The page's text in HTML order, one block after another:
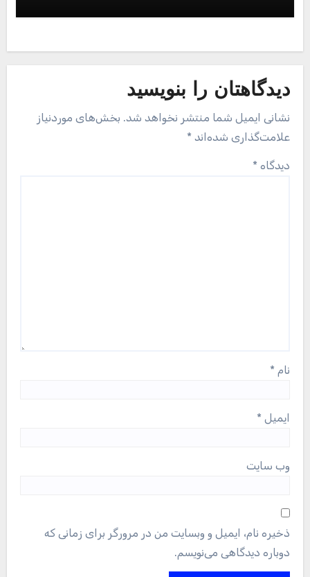
دیدگاهتان را بنویسید
نشانی ایمیل شما منتشر نخواهد شد. بخش‌های موردنیاز
علامت‌گذاری شده‌اند *
دیدگاه *
نام *
ایمیل *
وب‌ سایت
ذخیره نام، ایمیل و وبسایت من در مرورگر برای زمانی که
دوباره دیدگاهی می‌نویسم.